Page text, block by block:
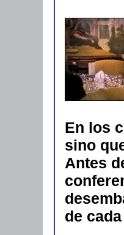
En los
sino
Antes
de